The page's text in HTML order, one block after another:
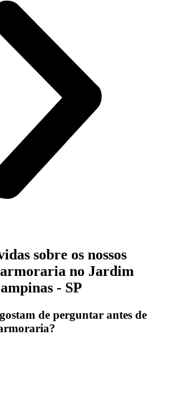
sobre os nossos
no Jardim
- SP
de perguntar antes de